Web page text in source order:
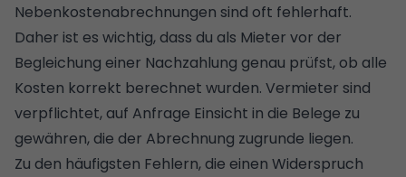
Nebenkostenabrechnungen sind oft fehlerhaft.
Daher ist es wichtig, dass du als Mieter vor der
Begleichung einer Nachzahlung genau prüfst, ob alle
Kosten korrekt berechnet wurden. Vermieter sind
verpflichtet, auf Anfrage Einsicht in die Belege zu
gewähren, die der Abrechnung zugrunde liegen.
Zu den häufigsten Fehlern, die einen Widerspruch